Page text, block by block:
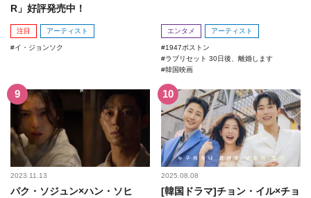
R」好評発売中！
注目 アーティスト
イ・ジョンソク
エンタメ アーティスト
1947ボストン
ラブリセット 30日後、離婚します
韓国映画
2023.11.13
パク・ソジュン×ハン・ソヒ
2025.08.08
[韓国ドラマ]チョン・イル×チョ